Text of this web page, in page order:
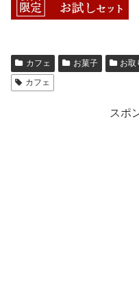
カフェ お菓子 お取
カフェ
スポ